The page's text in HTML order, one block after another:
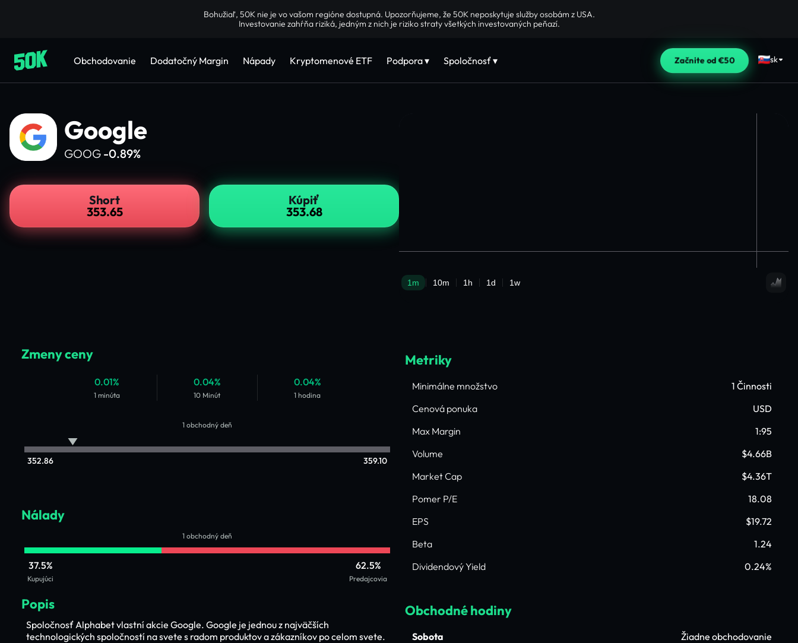
Bohužiaľ, 50K nie je vo vašom regióne dostupná. Upozorňujeme, že 50K neposkytuje služby osobám z USA.
Investovanie zahŕňa riziká, jedným z nich je riziko straty všetkých investovaných peňazí.
Obchodovanie Dodatočný Margin Nápady Kryptomenové ETF Podpora ▾ Spoločnosť ▾ Začnite od €50 sk
Google
GOOG -0.89%
Short
353.65
Kúpiť
353.68
Zmeny ceny
0.01%
1 minúta
0.04%
10 Minút
0.04%
1 hodina
1 obchodný deň
352.86 359.10
Nálady
1 obchodný deň
37.5%
Kupujúci
62.5%
Predajcovia
Popis
Spoločnosť Alphabet vlastní akcie Google. Google je jednou z najväčších
technologických spoločností na svete s radom produktov a zákazníkov po celom svete.
Metriky
Minimálne množstvo
1 Činnosti
Cenová ponuka
USD
Max Margin
1:95
Volume
$4.66B
Market Cap
$4.36T
Pomer P/E
18.08
EPS
$19.72
Beta
1.24
Dividendový Yield
0.24%
Obchodné hodiny
Sobota
Žiadne obchodovanie